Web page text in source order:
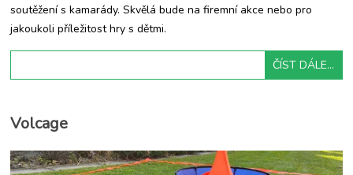
soutěžení s kamarády. Skvělá bude na firemní akce nebo pro
jakoukoli příležitost hry s dětmi.
ČÍST DÁLE...
Volcage